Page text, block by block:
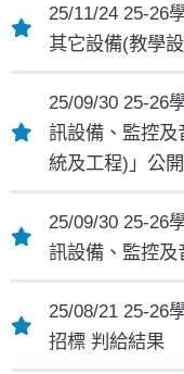
25/11/24 25-26
其它設備(教學
25/09/30 25-26
訊設備、監控及
統及工程)」公
25/09/30 25-26
訊設備、監控
25/08/21 25-26
招標 判給結果